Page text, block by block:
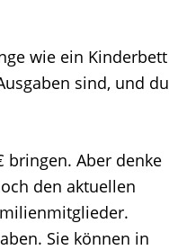
wie ein Kinderbett
sind, und du
bringen. Aber denke
den aktuellen
Sie können in